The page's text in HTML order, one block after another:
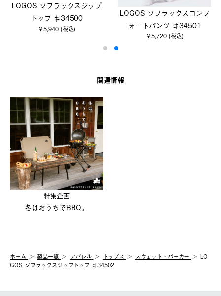
LOGOS ソフラックスジップ
トップ ♯34500
￥5,940 (税込)
LOGOS ソフラックスコンフ
ォートパンツ ♯34501
￥5,720 (税込)
関連情報
特集企画
冬はおうちでBBQ。
ホーム 製品⼀覧 アパレル トップス スウェット・パーカー
LO
GOS ソフラックスジップトップ ♯34502